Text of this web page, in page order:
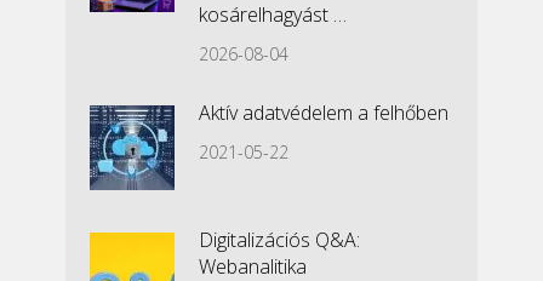
kosárelhagyást …
2026-08-04
Aktív adatvédelem a felhőben
2021-05-22
Digitalizációs Q&A:
Webanalitika